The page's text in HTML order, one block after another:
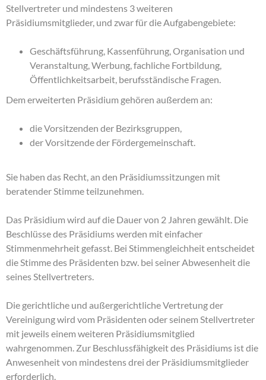
Stellvertreter und mindestens 3 weiteren
Präsidiumsmitglieder, und zwar für die Aufgabengebiete:
Geschäftsführung, Kassenführung, Organisation und
Veranstaltung, Werbung, fachliche Fortbildung,
Öffentlichkeitsarbeit, berufsständische Fragen.
Dem erweiterten Präsidium gehören außerdem an:
die Vorsitzenden der Bezirksgruppen,
der Vorsitzende der Fördergemeinschaft.
Sie haben das Recht, an den Präsidiumssitzungen mit
beratender Stimme teilzunehmen.
Das Präsidium wird auf die Dauer von 2 Jahren gewählt. Die
Beschlüsse des Präsidiums werden mit einfacher
Stimmenmehrheit gefasst. Bei Stimmengleichheit entscheidet
die Stimme des Präsidenten bzw. bei seiner Abwesenheit die
seines Stellvertreters.
Die gerichtliche und außergerichtliche Vertretung der
Vereinigung wird vom Präsidenten oder seinem Stellvertreter
mit jeweils einem weiteren Präsidiumsmitglied
wahrgenommen. Zur Beschlussfähigkeit des Präsidiums ist die
Anwesenheit von mindestens drei der Präsidiumsmitglieder
erforderlich.